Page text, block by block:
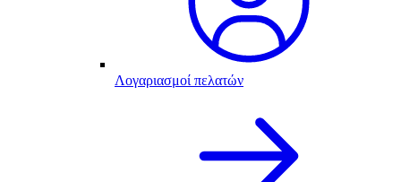
Λογαριασμοί πελατών